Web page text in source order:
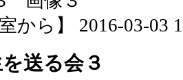
室から】 2016-03-03
送る会３